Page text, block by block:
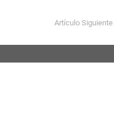
Artículo Siguiente